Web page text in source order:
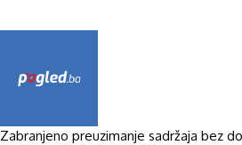
Zabranjeno preuzimanje sadržaja bez